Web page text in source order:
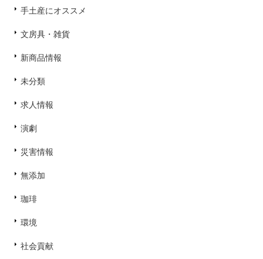
手土産にオススメ
文房具・雑貨
新商品情報
未分類
求人情報
演劇
災害情報
無添加
珈琲
環境
社会貢献